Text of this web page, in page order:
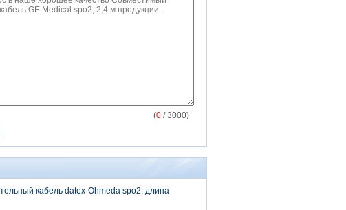
(0 / 3000)
кабель datex-Ohmeda spo2, длина